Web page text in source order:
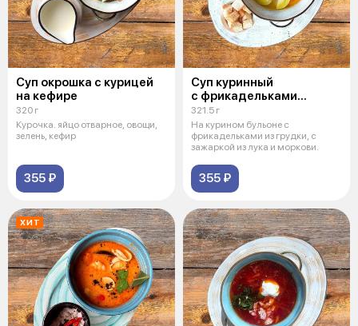
Суп окрошка с курицей
на кефире
320 г
Курочка. яйцо отварное, овощи,
зелень, кефир
355 ₽
Суп куринный
с фрикадельками
и птитимом
321.5 г
На курином бульоне с
фрикадельками из грудки, с
зажаркой из лука и моркови.
355 ₽
ХИТ